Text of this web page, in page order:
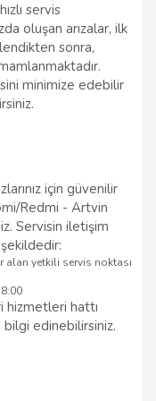
servis
oluşan arızalar, ilk
sonra,
minimize edebilir
için güvenilir
Redmi - Artvin
Servisin iletişim
alan yetkili servis noktası
hizmetleri hattı
bilgi edinebilirsiniz.